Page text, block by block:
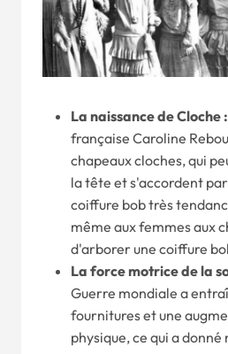
La naissance de Cloche :
française Caroline
chapeaux cloches, qui
la tête et s'accordent
coiffure bob très
même aux femmes aux
d'arborer une coiffure
La force motrice de la
Guerre mondiale a
fournitures et une
physique, ce qui a donné